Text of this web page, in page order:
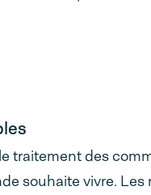
traitement des
souhaite vivre.